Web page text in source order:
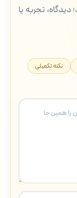
تجربه یا
نکته تکمیلی